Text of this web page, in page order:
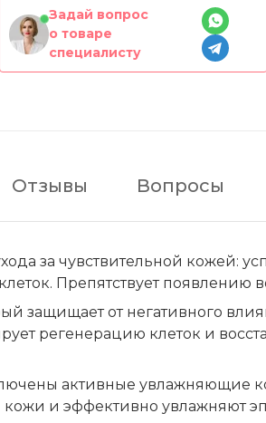
Задай вопрос
о товаре
специалисту
Отзывы Вопросы
за чувствительной кожей:
Препятствует появлению
защищает от негативного
регенерацию клеток и
активные увлажняющие
кожи и эффективно увлажняют